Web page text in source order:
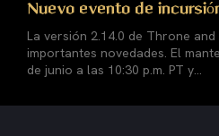
Nuevo evento de
La versión 2.14.0 de Throne
importantes novedades. El
de junio a las 10:30 p.m. PT y...